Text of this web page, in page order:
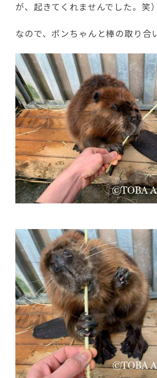
が、起きてくれませんでした。笑）
なので、ポンちゃんと棒の取り合